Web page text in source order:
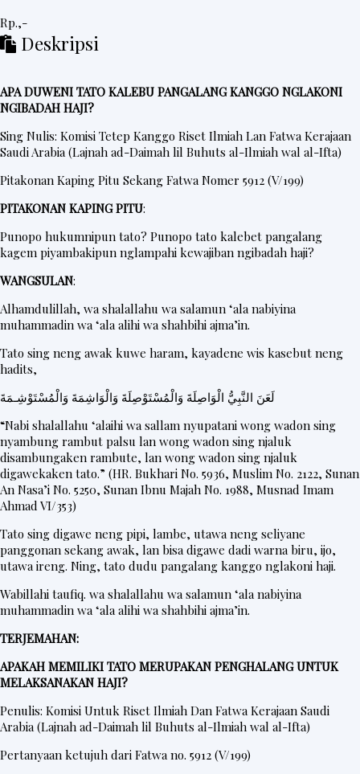
k
s
P
o
s
e
V
i
d
e
o
Rp.,-
Deskripsi
APA DUWENI TATO KALEBU PANGALANG KANGGO NGLAKONI
NGIBADAH HAJI?
Sing Nulis: Komisi Tetep Kanggo Riset Ilmiah Lan Fatwa Kerajaan
Saudi Arabia (Lajnah ad-Daimah lil Buhuts al-Ilmiah wal al-Ifta)
Pitakonan Kaping Pitu Sekang Fatwa Nomer 5912 (V/199)
PITAKONAN KAPING PITU:
Punopo hukumnipun tato? Punopo tato kalebet pangalang
kagem piyambakipun nglampahi kewajiban ngibadah haji?
WANGSULAN:
Alhamdulillah, wa shalallahu wa salamun ‘ala nabiyina
muhammadin wa ‘ala alihi wa shahbihi ajma’in.
Tato sing neng awak kuwe haram, kayadene wis kasebut neng
hadits,
لَعَنَ النَّبِيُّ الْوَاصِلَةَ وَالْمُسْتَوْصِلَةَ وَالْوَاشِمَةَ وَالْمُسْتَوْشِـمَةَ
“Nabi shalallahu ‘alaihi wa sallam nyupatani wong wadon sing
nyambung rambut palsu lan wong wadon sing njaluk
disambungaken rambute, lan wong wadon sing njaluk
digawekaken tato.” (HR. Bukhari No. 5936, Muslim No. 2122, Sunan
An Nasa’i No. 5250, Sunan Ibnu Majah No. 1988, Musnad Imam
Ahmad VI/353)
Tato sing digawe neng pipi, lambe, utawa neng seliyane
panggonan sekang awak, lan bisa digawe dadi warna biru, ijo,
utawa ireng. Ning, tato dudu pangalang kanggo nglakoni haji.
Wabillahi taufiq. wa shalallahu wa salamun ‘ala nabiyina
muhammadin wa ‘ala alihi wa shahbihi ajma’in.
TERJEMAHAN:
APAKAH MEMILIKI TATO MERUPAKAN PENGHALANG UNTUK
MELAKSANAKAN HAJI?
Penulis: Komisi Untuk Riset Ilmiah Dan Fatwa Kerajaan Saudi
Arabia (Lajnah ad-Daimah lil Buhuts al-Ilmiah wal al-Ifta)
Pertanyaan ketujuh dari Fatwa no. 5912 (V/199)